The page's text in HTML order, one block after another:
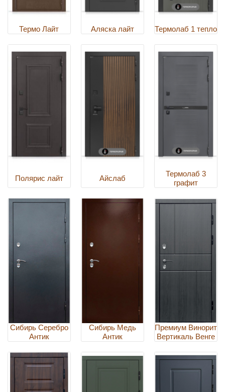
Термо Лайт Аляска лайт Термолаб 1 тепло
Полярис лайт Айслаб
Термолаб 3
графит
Сибирь Серебро
Антик
Сибирь Медь
Антик
Премиум Винорит
Вертикаль Венге